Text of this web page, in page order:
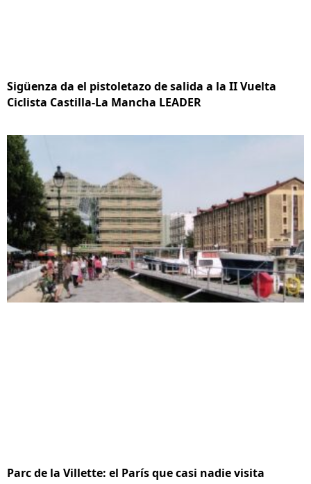
Sigüenza da el pistoletazo de salida a la II Vuelta
Ciclista Castilla-La Mancha LEADER
Parc de la Villette: el París que casi nadie visita